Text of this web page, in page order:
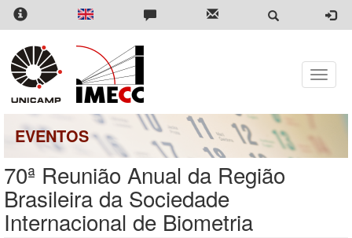
Pular
para
conteúdo
principal
Toggle
EVENTOS
70ª Reunião Anual da Região
Brasileira da Sociedade
Internacional de Biometria